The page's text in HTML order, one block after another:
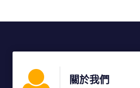
關於我們